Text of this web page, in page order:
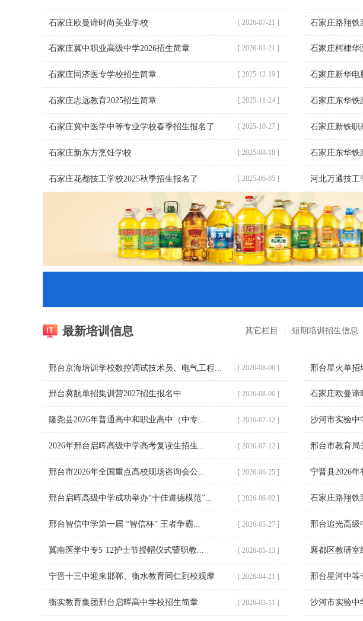
石家庄欧曼谛时尚美业学校 [ 2026-07-21 ] 石家庄路翔铁
石家庄冀中职业高级中学2026招生简章 [ 2026-01-21 ] 石家庄柯棣华
石家庄同济医专学校招生简章 [ 2025-12-19 ] 石家庄新华电
石家庄志远教育2025招生简章 [ 2025-11-24 ] 石家庄东华铁
石家庄冀中医学中等专业学校春季招生报名了 [ 2025-10-27 ] 石家庄新铁职
石家庄新东方烹饪学校 [ 2025-08-18 ] 石家庄东华铁
石家庄花都技工学校2025秋季招生报名了 [ 2025-06-05 ] 河北万通技工
最新培训信息 其它栏目 短期培训招生信息
邢台京海培训学校数控调试技术员、电气工程... [ 2026-08-06 ] 邢台星火单招
邢台冀航单招集训营2027招生报名中 [ 2026-08-06 ] 石家庄欧曼谛
隆尧县2026年普通高中和职业高中（中专... [ 2026-07-12 ] 沙河市实验中
2026年邢台启晖高级中学高考复读生招生... [ 2026-07-12 ] 邢台市教育局
邢台市2026年全国重点高校现场咨询会公... [ 2026-06-25 ] 宁晋县2026
邢台启晖高级中学成功举办“十佳道德模范”... [ 2026-06-02 ] 石家庄路翔铁
邢台智信中学第一届 “智信杯” 王者争霸... [ 2026-05-27 ] 邢台追光高级
冀南医学中专5·12护士节授帽仪式暨职教... [ 2026-05-13 ] 襄都区教研室
宁晋十三中迎来邯郸、衡水教育同仁到校观摩 [ 2026-04-21 ] 邢台星河中等
衡实教育集团邢台启晖高中学校招生简章 [ 2026-03-11 ] 沙河市实验中